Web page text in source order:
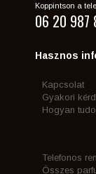
Koppintson a
06 20 987
Hasznos
Kapcsolat
Gyakori
Hogyan
Telefonos
Összes